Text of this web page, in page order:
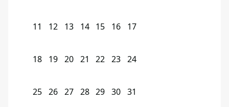
11 12 13 14 15 16 17
18 19 20 21 22 23 24
25 26 27 28 29 30 31